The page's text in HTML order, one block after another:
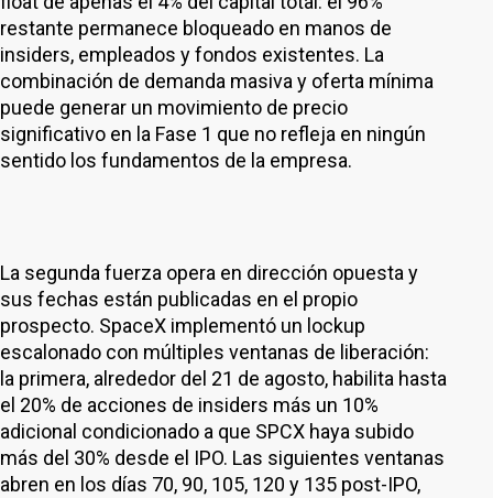
restante permanece bloqueado en manos de
insiders, empleados y fondos existentes. La
combinación de demanda masiva y oferta mínima
puede generar un movimiento de precio
significativo en la Fase 1 que no refleja en ningún
sentido los fundamentos de la empresa.
La segunda fuerza opera en dirección opuesta y
sus fechas están publicadas en el propio
prospecto. SpaceX implementó un lockup
escalonado con múltiples ventanas de liberación:
la primera, alrededor del 21 de agosto, habilita hasta
el 20% de acciones de insiders más un 10%
adicional condicionado a que SPCX haya subido
más del 30% desde el IPO. Las siguientes ventanas
abren en los días 70, 90, 105, 120 y 135 post-IPO,